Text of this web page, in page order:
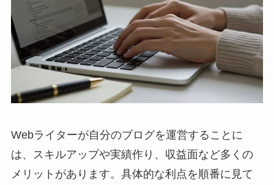
Webライターが自分のブログを運営することに
は、スキルアップや実績作り、収益面など多くの
メリットがあります。具体的な利点を順番に見て